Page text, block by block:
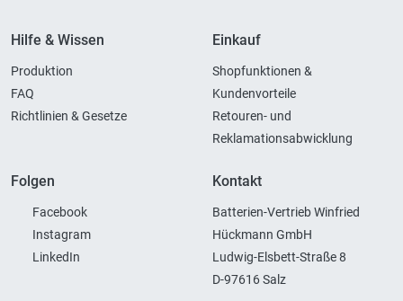
Hilfe & Wissen
Produktion
FAQ
Richtlinien & Gesetze
Einkauf
Shopfunktionen &
Kundenvorteile
Retouren- und
Reklamationsabwicklung
Folgen
Facebook
Instagram
LinkedIn
Kontakt
Batterien-Vertrieb Winfried
Hückmann GmbH
Ludwig-Elsbett-Straße 8
D-97616 Salz